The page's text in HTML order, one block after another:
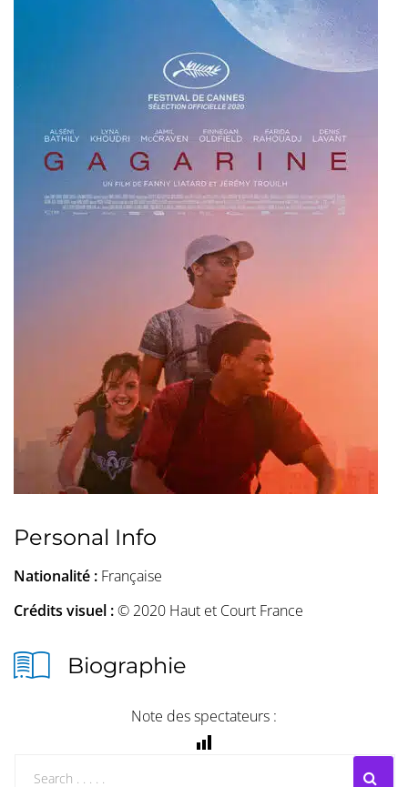
Personal Info
Nationalité : Française
Crédits visuel :© 2020 Haut et Court France
Biographie
Note des spectateurs :